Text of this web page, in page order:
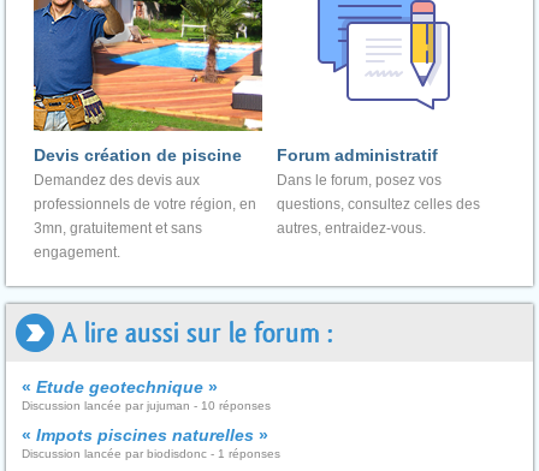
Devis création de piscine
Demandez des devis aux
professionnels de votre région, en
3mn, gratuitement et sans
engagement.
Forum administratif
Dans le forum, posez vos
questions, consultez celles des
autres, entraidez-vous.
A lire aussi sur le forum :
« Etude geotechnique »
Discussion lancée par jujuman - 10 réponses
« Impots piscines naturelles »
Discussion lancée par biodisdonc - 1 réponses